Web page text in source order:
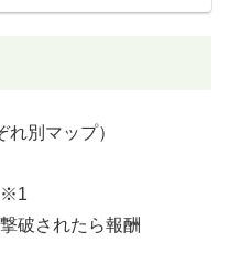
別マップ）
※1
破されたら報酬